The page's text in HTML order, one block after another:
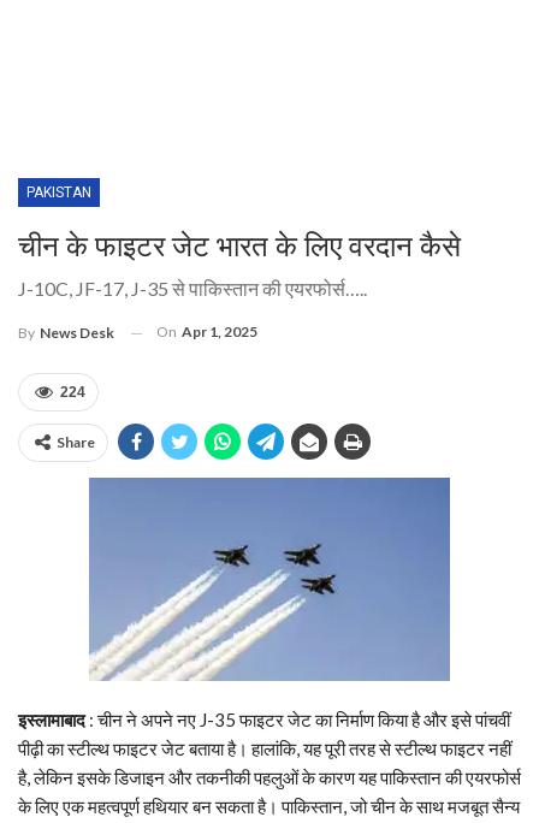
PAKISTAN
चीन के फाइटर जेट भारत के लिए वरदान कैसे
J-10C, JF-17, J-35 से पाकिस्तान की एयरफोर्स…..
By News Desk On Apr 1, 2025
224
Share
इस्लामाबाद: चीन ने अपने नए J-35 फाइटर जेट का निर्माण किया है और इसे पांचवीं
पीढ़ी का स्टील्थ फाइटर जेट बताया है। हालांकि, यह पूरी तरह से स्टील्थ फाइटर नहीं
है, लेकिन इसके डिजाइन और तकनीकी पहलुओं के कारण यह पाकिस्तान की एयरफोर्स
के लिए एक महत्वपूर्ण हथियार बन सकता है। पाकिस्तान, जो चीन के साथ मजबूत सैन्य